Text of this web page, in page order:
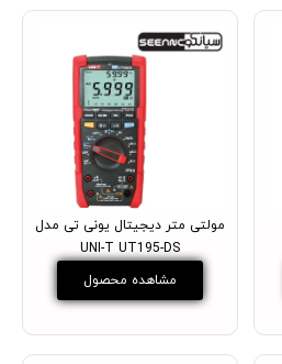
مولتی متر دیجیتال یونی تی مدل
UNI-T UT195-DS
مشاهده محصول